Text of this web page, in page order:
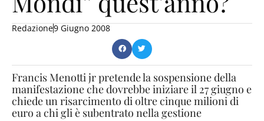
Redazione9 Giugno 2008
Francis Menotti jr pretende la sospensione della
manifestazione che dovrebbe iniziare il 27 giugno e
chiede un risarcimento di oltre cinque milioni di
euro a chi gli è subentrato nella gestione